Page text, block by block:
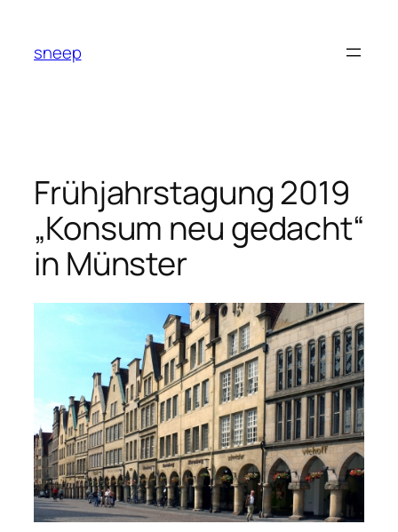
springen
sneep
Frühjahrstagung 2019
„Konsum neu gedacht“
in Münster